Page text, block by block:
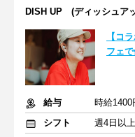
DISH UP (ディッシュア
【コ
フェ
給与
時給
シフト